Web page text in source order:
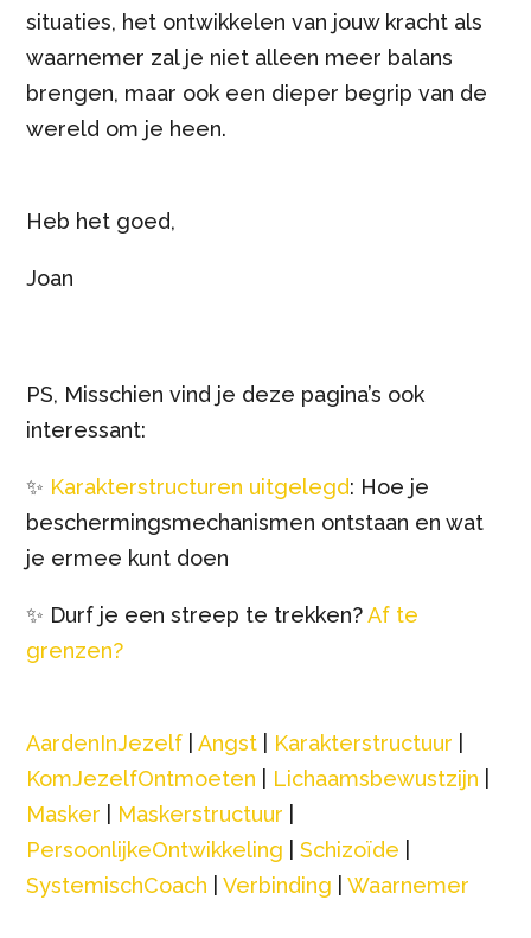
situaties, het ontwikkelen van jouw kracht als
waarnemer zal je niet alleen meer balans
brengen, maar ook een dieper begrip van de
wereld om je heen.
Heb het goed,
Joan
PS, Misschien vind je deze pagina’s ook
interessant:
✨ Karakterstructuren uitgelegd: Hoe je
beschermingsmechanismen ontstaan en wat
je ermee kunt doen
✨ Durf je een streep te trekken?Af te
grenzen?
AardenInJezelf |Angst Karakterstructuur
KomJezelfOntmoeten
Lichaamsbewustzijn
Masker
Maskerstructuur
PersoonlijkeOntwikkeling |Schizoïde
SystemischCoach |Verbinding |Waarnemer